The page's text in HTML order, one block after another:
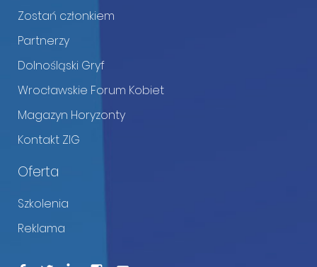
Zostań członkiem
Partnerzy
Dolnośląski Gryf
Wrocławskie Forum Kobiet
Magazyn Horyzonty
Kontakt ZIG
Oferta
Szkolenia
Reklama